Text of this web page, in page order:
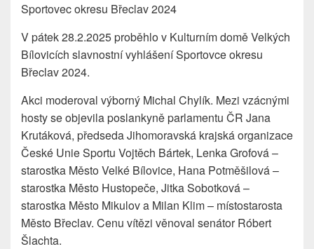
Sportovec okresu Břeclav 2024
V pátek 28.2.2025 proběhlo v Kulturním domě Velkých
Bílovicích slavnostní vyhlášení Sportovce okresu
Břeclav 2024.
Akci moderoval výborný Michal Chylík. Mezi vzácnými
hosty se objevila poslankyně parlamentu ČR Jana
Krutáková, předsedaJihomoravská krajská organizace
České Unie Sportu Vojtěch Bártek, Lenka Grofová –
starostka Město Velké Bílovice, Hana Potměšilová –
starostka Město Hustopeče, Jitka Sobotková –
starostka Město Mikulova Milan Klim – místostarosta
Město Břeclav. Cenu vítězi věnoval senátor Róbert
Šlachta.